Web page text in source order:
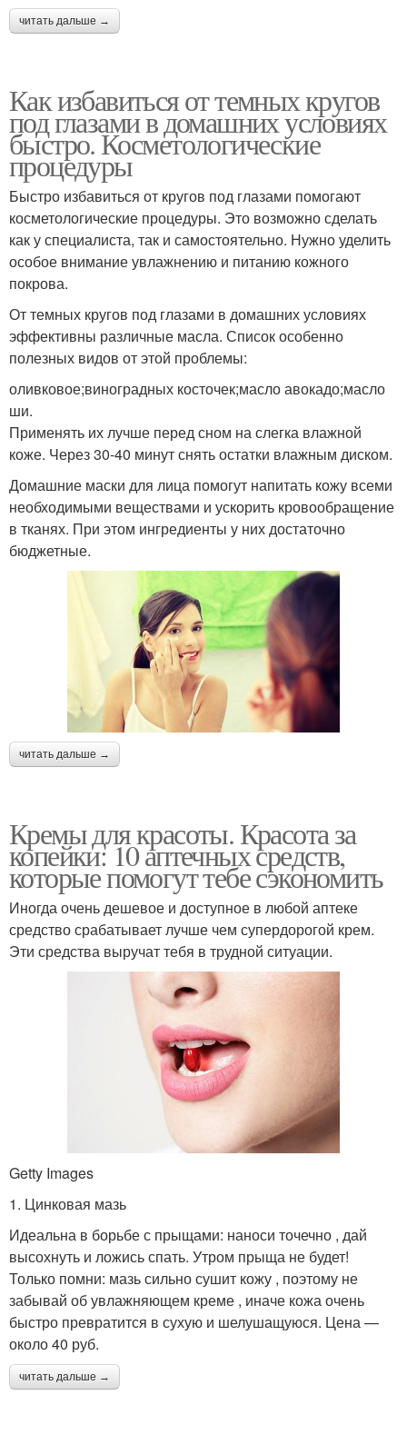
читать дальше →
Как избавиться от темных кругов
под глазами в домашних условиях
быстро. Косметологические
процедуры
Быстро избавиться от кругов под глазами помогают
косметологические процедуры. Это возможно сделать
как у специалиста, так и самостоятельно. Нужно уделить
особое внимание увлажнению и питанию кожного
покрова.
От темных кругов под глазами в домашних условиях
эффективны различные масла. Список особенно
полезных видов от этой проблемы:
оливковое;виноградных косточек;масло авокадо;масло
ши.
Применять их лучше перед сном на слегка влажной
коже. Через 30-40 минут снять остатки влажным диском.
Домашние маски для лица помогут напитать кожу всеми
необходимыми веществами и ускорить кровообращение
в тканях. При этом ингредиенты у них достаточно
бюджетные.
читать дальше →
Кремы для красоты. Красота за
копейки: 10 аптечных средств,
которые помогут тебе сэкономить
Иногда очень дешевое и доступное в любой аптеке
средство срабатывает лучше чем супердорогой крем.
Эти средства выручат тебя в трудной ситуации.
Getty Images
1. Цинковая мазь
Идеальна в борьбе с прыщами: наноси точечно , дай
высохнуть и ложись спать. Утром прыща не будет!
Только помни: мазь сильно сушит кожу , поэтому не
забывай об увлажняющем креме , иначе кожа очень
быстро превратится в сухую и шелушащуюся. Цена —
около 40 руб.
читать дальше →